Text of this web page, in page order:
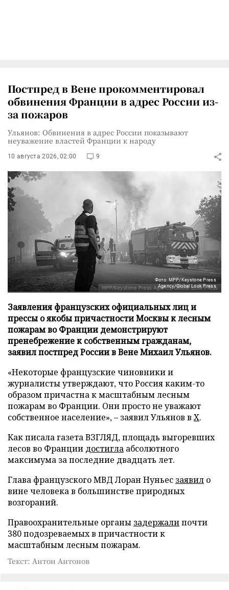
Постпред в Вене прокомментировал
обвинения Франции в адрес России из-
за пожаров
Ульянов: Обвинения в адрес России показывают
неуважение властей Франции к народу
10 августа 2026, 02:00 9
Фото: MPP/Keystone Press
Agency/Global Look Press
Заявления французских официальных лиц и
прессы о якобы причастности Москвы к лесным
пожарам во Франции демонстрируют
пренебрежение к собственным гражданам,
заявил постпред России в Вене Михаил Ульянов.
«Некоторые французские чиновники и
журналисты утверждают, что Россия каким-то
образом причастна к масштабным лесным
пожарам во Франции. Они просто не уважают
собственное население», – заявил Ульянов в X.
Как писала газета ВЗГЛЯД, площадь выгоревших
лесов во Франции достигла абсолютного
максимума за последние двадцать лет.
Глава французского МВД Лоран Нуньес заявил о
вине человека в большинстве природных
возгораний.
Правоохранительные органы задержалипочти
380 подозреваемых в причастности к
масштабным лесным пожарам.
Текст: Антон Антонов